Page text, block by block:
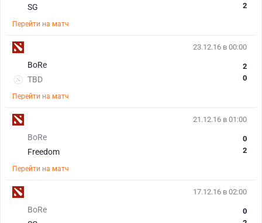
SG
2
Перейти на матч
23.12.16 в 00:00
BoRe
TBD
2
0
Перейти на матч
21.12.16 в 01:00
BoRe
Freedom
0
2
Перейти на матч
17.12.16 в 02:00
BoRe
0